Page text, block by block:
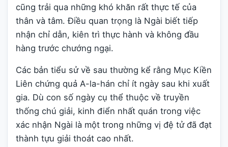
cũng trải qua những khó khăn rất thực tế của
thân và tâm. Điều quan trọng là Ngài biết tiếp
nhận chỉ dẫn, kiên trì thực hành và không đầu
hàng trước chướng ngại.
Các bản tiểu sử về sau thường kể rằng Mục Kiền
Liên chứng quả A-la-hán chỉ ít ngày sau khi xuất
gia. Dù con số ngày cụ thể thuộc về truyền
thống chú giải, kinh điển nhất quán trong việc
xác nhận Ngài là một trong những vị đệ tử đã đạt
thành tựu giải thoát cao nhất.